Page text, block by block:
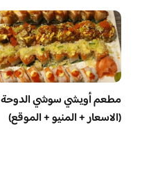
مطعم أويشي سوشي الدوحة
(الاسعار + المنيو + الموقع)